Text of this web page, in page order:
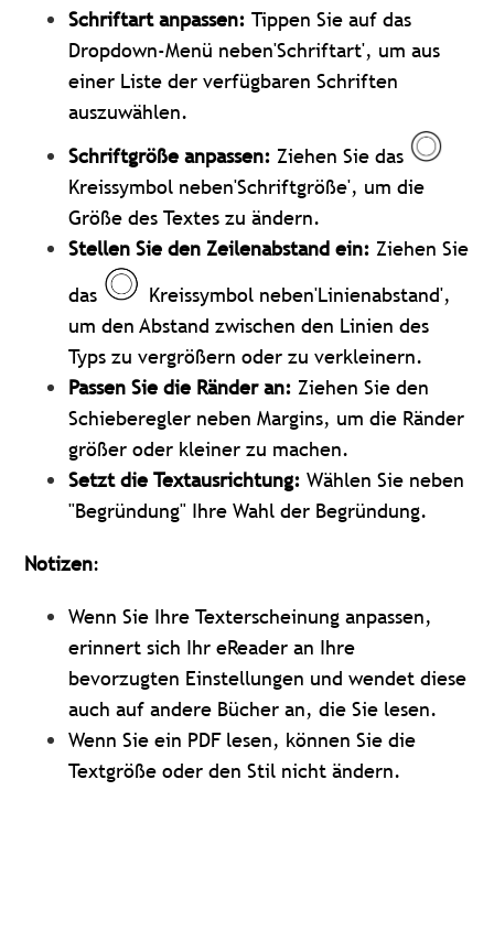
Schriftart anpassen:Tippen Sie auf das
Dropdown-Menü neben'Schriftart', um aus
einer Liste der verfügbaren Schriften
auszuwählen.
Schriftgröße anpassen: Ziehen Sie das
Kreissymbol neben'Schriftgröße', um die
Größe des Textes zu ändern.
Stellen Sie den Zeilenabstand ein: Ziehen Sie
das
Kreissymbol neben'Linienabstand',
um den Abstand zwischen den Linien des
Typs zu vergrößern oder zu verkleinern.
Passen Sie die Ränder an: Ziehen Sie den
Schieberegler neben Margins, um die Ränder
größer oder kleiner zu machen.
Setzt die Textausrichtung:Wählen Sie neben
"Begründung" Ihre Wahl der Begründung.
Notizen:
Wenn Sie Ihre Texterscheinung anpassen,
erinnert sich Ihr eReader an Ihre
bevorzugten Einstellungen und wendet diese
auch auf andere Bücher an, die Sie lesen.
Wenn Sie ein PDF lesen, können Sie die
Textgröße oder den Stil nicht ändern.